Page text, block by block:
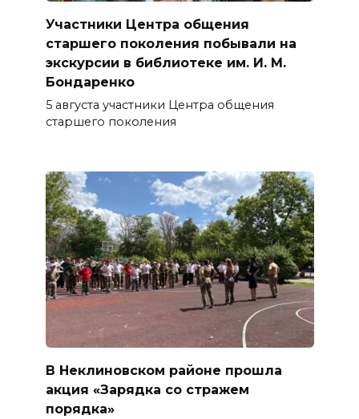
Участники Центра общения
старшего поколения побывали на
экскурсии в библиотеке им. И. М.
Бондаренко
5 августа участники Центра общения
старшего поколения
В Неклиновском районе прошла
акция «Зарядка со стражем
порядка»